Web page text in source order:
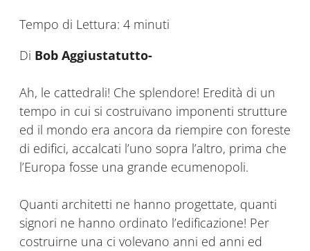
Tempo di Lettura: 4 minuti
Di Bob Aggiustatutto-
Ah, le cattedrali! Che splendore! Eredità di un
tempo in cui si costruivano imponenti strutture
ed il mondo era ancora da riempire con foreste
di edifici, accalcati l’uno sopra l’altro, prima che
l’Europa fosse una grande ecumenopoli.
Quanti architetti ne hanno progettate, quanti
signori ne hanno ordinato l’edificazione! Per
costruirne una ci volevano anni ed anni ed